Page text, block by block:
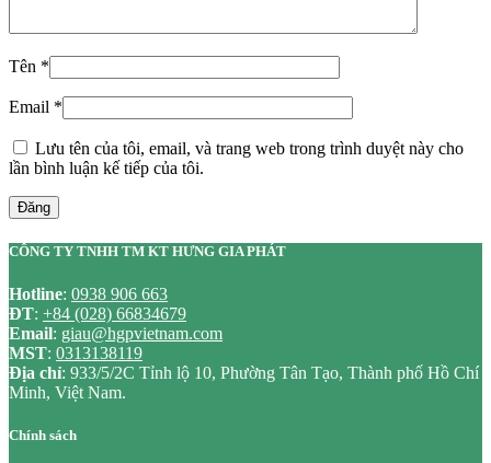
Tên *
Email *
Lưu tên của tôi, email, và trang web trong trình duyệt này cho
lần bình luận kế tiếp của tôi.
Đăng
CÔNG TY TNHH TM KT HƯNG GIA PHÁT
Hotline: 0938 906 663
ĐT: +84 (028) 66834679
Email: giau@hgpvietnam.com
MST: 0313138119
Địa chỉ: 933/5/2C Tỉnh lộ 10, Phường Tân Tạo, Thành phố Hồ Chí
Minh, Việt Nam.
Chính sách